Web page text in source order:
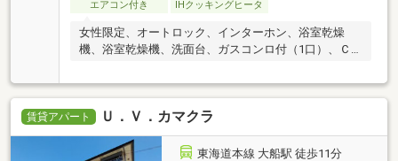
エアコン付き
IHクッキングヒータ
女性限定、オートロック、インターホン、浴室乾燥
機、浴室乾燥機、洗面台、ガスコンロ付（1口）、Ｃ
賃貸アパート Ｕ．Ｖ．カマクラ
東海道本線 大船駅 徒歩11分